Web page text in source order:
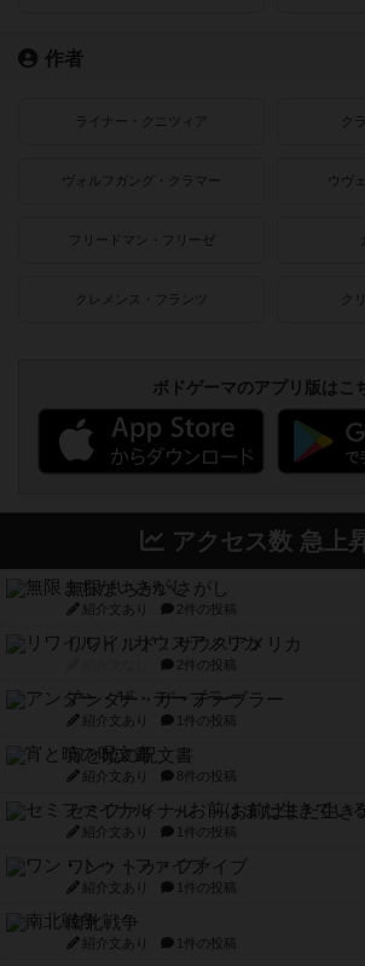
作者
ライナー・クニツィア ク
ヴォルフガング・クラマー ウヴ
フリードマン・フリーゼ
クレメンス・フランツ ク
ボドゲーマのアプリ版はこ
アクセス数 急上
無限まちがいさがし
紹介文あり 2件の投稿
リワイルド：サウスアメリカ
2件の投稿
アンダー・ザ・テーブラー
紹介文あり 1件の投稿
宵と暁の呪文書
紹介文あり 8件の投稿
セミファイナル ～お前はまだ生き
紹介文あり 1件の投稿
ワン・トゥ・ファイブ
紹介文あり 1件の投稿
南北戦争
紹介文あり 1件の投稿